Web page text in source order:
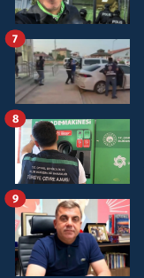
7
8
9